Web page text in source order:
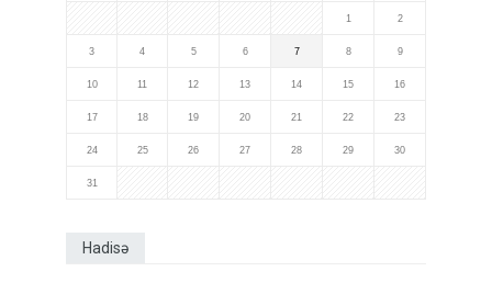
1 2
3 4 5 6 7 8 9
10 11 12 13 14 15 16
17 18 19 20 21 22 23
24 25 26 27 28 29 30
31
Hadisə